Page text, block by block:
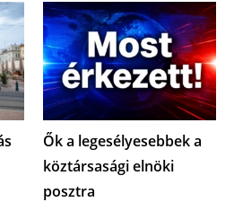
Ők a legesélyesebbek a
köztársasági elnöki
posztra